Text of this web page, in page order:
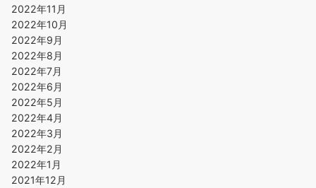
2022年11月
2022年10月
2022年9月
2022年8月
2022年7月
2022年6月
2022年5月
2022年4月
2022年3月
2022年2月
2022年1月
2021年12月